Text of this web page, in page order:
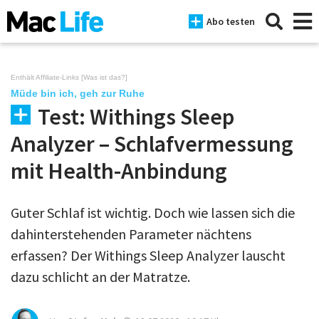
Abo testen
News
iPhone
Mac
iPad
Tests
Tipps
Enthält Affiliate-Links [Was ist das?]
Müde bin ich, geh zur Ruhe
Test: Withings Sleep
Analyzer – Schlafvermessung
mit Health-Anbindung
Guter Schlaf ist wichtig. Doch wie lassen sich die
dahinterstehenden Parameter nächtens
erfassen? Der Withings Sleep Analyzer lauscht
dazu schlicht an der Matratze.